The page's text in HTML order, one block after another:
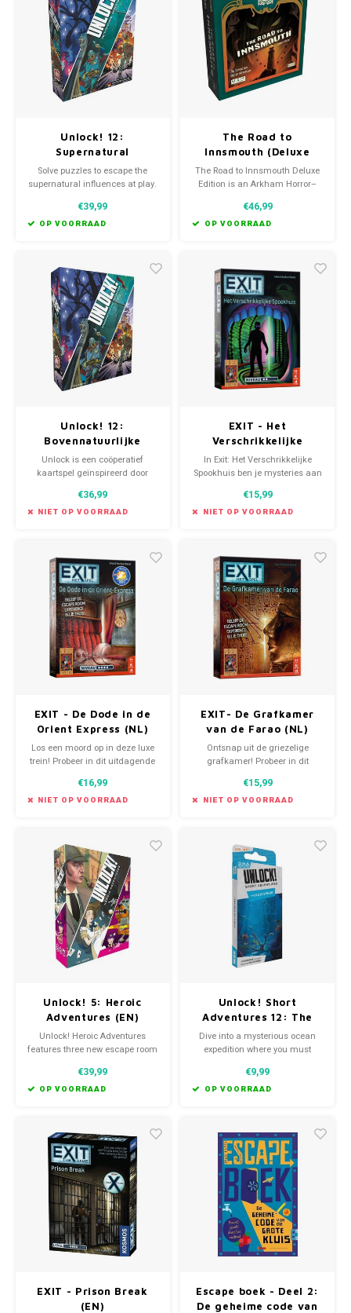
Unlock! 12:
Supernatural
Adventures (EN)
Solve puzzles to escape the
supernatural influences at play.
€39,99
OP VOORRAAD
The Road to
Innsmouth (Deluxe
Edition)
The Road to Innsmouth Deluxe
Edition is an Arkham Horror–
interactive collectible artifacts.
Players will help guide Stella
€46,99
OP VOORRAAD
Unlock! 12:
Bovennatuurlijke
Avonturen (NL)
Unlock is een coöperatief
kaartspel geïnspireerd door
je moet ontsnappen binnen 60
minuten.
€36,99
NIET OP VOORRAAD
EXIT - Het
Verschrikkelijke
Spookhuis (NL)
In Exit: Het Verschrikkelijke
Spookhuis ben je mysteries aan
speelbare escapegame.
€15,99
NIET OP VOORRAAD
EXIT - De Dode in de
Orient Express (NL)
Los een moord op in deze luxe
trein! Probeer in dit uitdagende
binnen anderhalf uur alle
puzzels op te lossen en alle
€16,99
NIET OP VOORRAAD
EXIT- De Grafkamer
van de Farao (NL)
Ontsnap uit de griezelige
grafkamer! Probeer in dit
room-spel binnen anderhalf uur
alle puzzels op te lossen en alle
€15,99
NIET OP VOORRAAD
Unlock! 5: Heroic
Adventures (EN)
Unlock! Heroic Adventures
features three new escape room
your tabletop.
€39,99
OP VOORRAAD
Unlock! Short
Adventures 12: The
Ocean's Heart (EN)
Dive into a mysterious ocean
expedition where you must
uncover the secrets of The
Ocean’s Heart before time runs
€9,99
OP VOORRAAD
EXIT - Prison Break
(EN)
Escape boek - Deel 2:
De geheime code van